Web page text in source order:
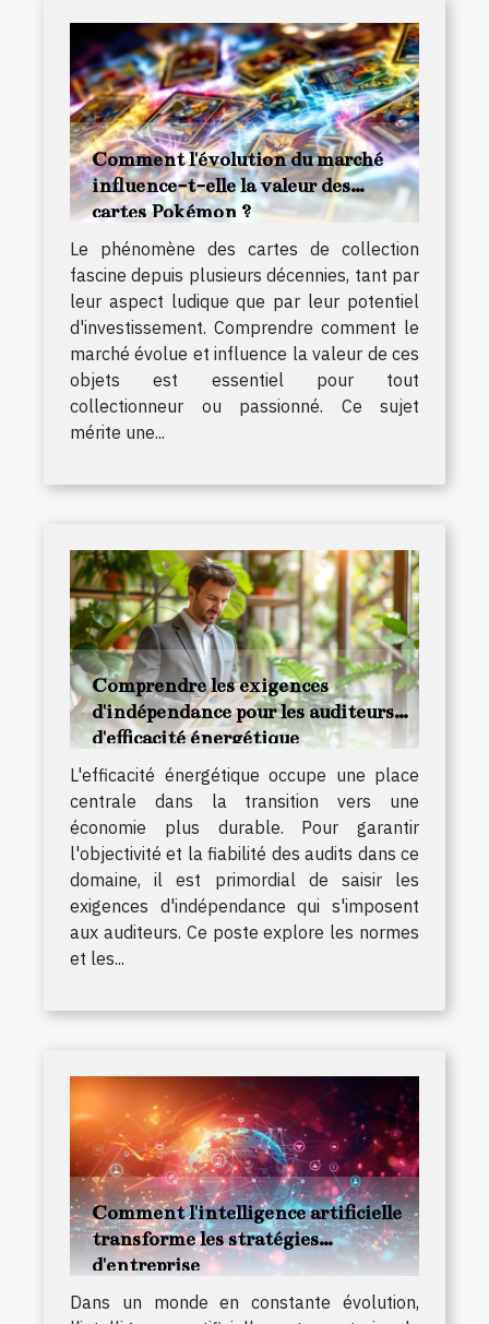
Comment l'évolution du marché
influence-t-elle la valeur des
cartes Pokémon ?
Le phénomène des cartes de collection
fascine depuis plusieurs décennies, tant par
leur aspect ludique que par leur potentiel
d'investissement. Comprendre comment le
marché évolue et influence la valeur de ces
objets est essentiel pour tout
collectionneur ou passionné. Ce sujet
mérite une...
Comprendre les exigences
d'indépendance pour les auditeurs
d'efficacité énergétique
L'efficacité énergétique occupe une place
centrale dans la transition vers une
économie plus durable. Pour garantir
l'objectivité et la fiabilité des audits dans ce
domaine, il est primordial de saisir les
exigences d'indépendance qui s'imposent
aux auditeurs. Ce poste explore les normes
et les...
Comment l'intelligence artificielle
transforme les stratégies
d'entreprise
Dans un monde en constante évolution,